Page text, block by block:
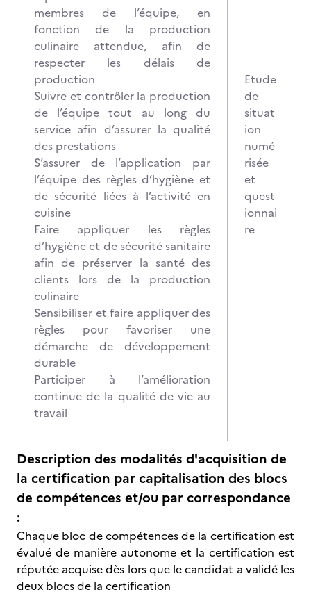
membres de l’équipe, en
fonction de la production
culinaire attendue, afin de
respecter les délais de
production
Suivre et contrôler la production
de l’équipe tout au long du
service afin d’assurer la qualité
des prestations
S’assurer de l’application par
l’équipe des règles d’hygiène et
de sécurité liées à l’activité en
cuisine
Faire appliquer les règles
d’hygiène et de sécurité sanitaire
afin de préserver la santé des
clients lors de la production
culinaire
Sensibiliser et faire appliquer des
règles pour favoriser une
démarche de développement
durable
Participer à l’amélioration
continue de la qualité de vie au
travail
Etude
de
situat
ion
numé
risée
et
quest
ionnai
re
Description des modalités d'acquisition de
la certification par capitalisation des blocs
de compétences et/ou par correspondance
:
Chaque bloc de compétences de la certification est
évalué de manière autonome et la certification est
réputée acquise dès lors que le candidat a validé les
deux blocs de la certification